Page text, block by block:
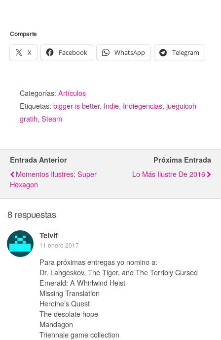
Comparte
X Facebook WhatsApp Telegram
Categorías: Artículos
Etiquetas: bigger is better, Indie, Indiegencias, jueguicoh
gratih, Steam
Entrada Anterior
Momentos Ilustres: Super
Hexagon
Próxima Entrada
Lo Más Ilustre De 2016
8 respuestas
Telvif
11 enero 2017
Para próximas entregas yo nomino a:
Dr. Langeskov, The Tiger, and The Terribly Cursed
Emerald: A Whirlwind Heist
Missing Translation
Heroine’s Quest
The desolate hope
Mandagon
Triennale game collection